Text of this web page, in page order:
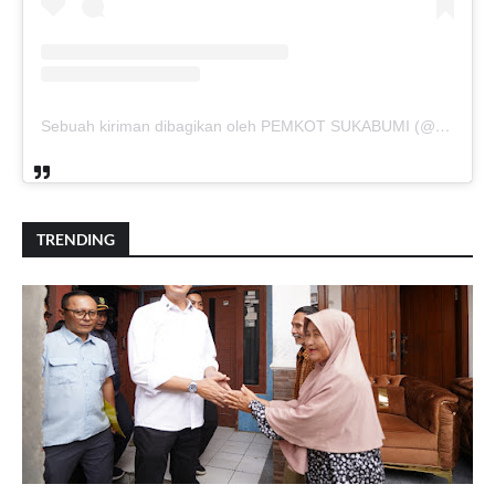
Sebuah kiriman dibagikan oleh PEMKOT SUKABUMI (@pemkotsukabumi_)
TRENDING